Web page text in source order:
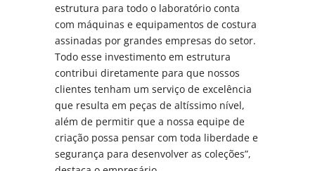
estrutura para todo o laboratório conta
com máquinas e equipamentos de costura
assinadas por grandes empresas do setor.
Todo esse investimento em estrutura
contribui diretamente para que nossos
clientes tenham um serviço de excelência
que resulta em peças de altíssimo nível,
além de permitir que a nossa equipe de
criação possa pensar com toda liberdade e
segurança para desenvolver as coleções”,